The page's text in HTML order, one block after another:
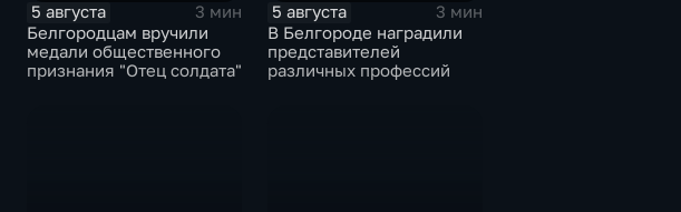
5 августа
3 мин
Белгородцам вручили
медали общественного
признания "Отец солдата"
5 августа
3 мин
В Белгороде наградили
представителей
различных профессий